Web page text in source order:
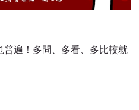
遍！多問、多看、多比較就